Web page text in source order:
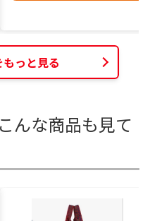
っと見る
んな商品も見て